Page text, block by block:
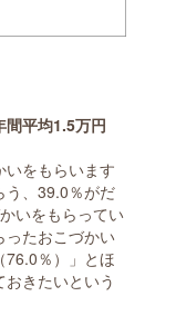
間平均1.5万円
いをもらいます
う、39.0％がだ
いをもらってい
ったおこづかい
76.0％）」とほ
きたいという